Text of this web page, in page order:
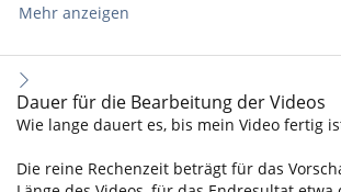
Mehr anzeigen
Dauer für die Bearbeitung der Videos
Wie lange dauert es, bis mein Video fertig
Die reine Rechenzeit beträgt für das